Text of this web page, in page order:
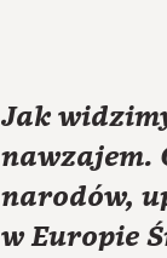
Jak
nawzajem.
narodów,
w Europie